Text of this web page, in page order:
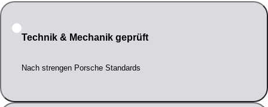
Technik & Mechanik geprüft
Nach strengen Porsche Standards